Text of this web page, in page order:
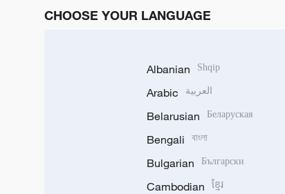
CHOOSE YOUR LANGUAGE
Albanian Shqip
Arabic العربية
Belarusian Беларуская
Bengali বাংলা
Bulgarian Български
Cambodian ខ្មែរ